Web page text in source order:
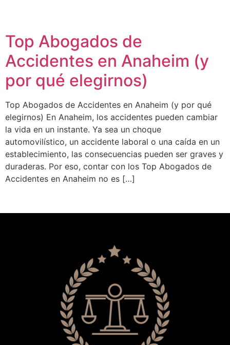
Top Abogados de
Accidentes en Anaheim (y
por qué elegirnos)
Top Abogados de Accidentes en Anaheim (y por qué
elegirnos) En Anaheim, los accidentes pueden cambiar
la vida en un instante. Ya sea un choque
automovilístico, un accidente laboral o una caída en un
establecimiento, las consecuencias pueden ser graves y
duraderas. Por eso, contar con los Top Abogados de
Accidentes en Anaheim no es […]